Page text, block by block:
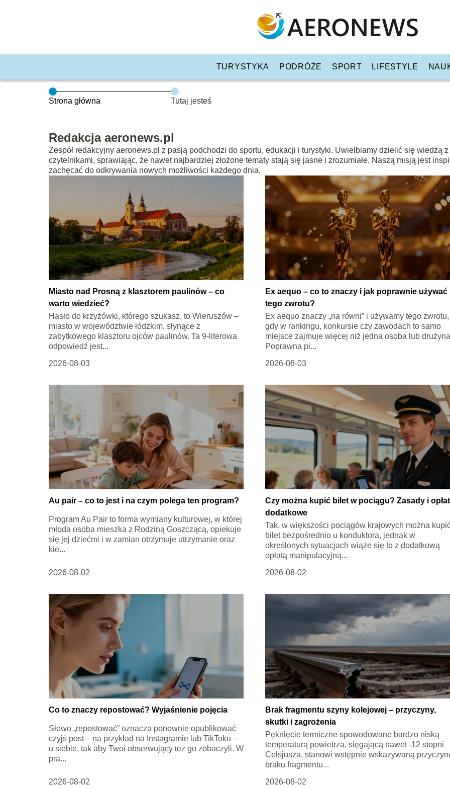
TURYSTYKA PODRÓŻE SPORT LIFESTYLE
Strona główna Tutaj jesteś
Redakcja aeronews.pl
Zespół redakcyjny aeronews.pl z pasją podchodzi do sportu, edukacji i turystyki. Uwielbiamy dzielić się wiedzą
czytelnikami, sprawiając, że nawet najbardziej złożone tematy stają się jasne i zrozumiałe. Naszą misją jest
zachęcać do odkrywania nowych możliwości każdego dnia.
Miasto nad Prosną z klasztorem paulinów – co
warto wiedzieć?
Hasło do krzyżówki, którego szukasz, to Wieruszów –
miasto w województwie łódzkim, słynące z
zabytkowego klasztoru ojców paulinów. Ta 9-literowa
odpowiedź jest...
2026-08-03
Ex aequo – co to znaczy i jak poprawnie używać
tego zwrotu?
Ex aequo znaczy „na równi” i używamy tego zwrotu,
gdy w rankingu, konkursie czy zawodach to samo
miejsce zajmuje więcej niż jedna osoba lub
Poprawna pi...
2026-08-03
Au pair – co to jest i na czym polega ten program?
Program Au Pair to forma wymiany kulturowej, w której
młoda osoba mieszka z Rodziną Goszczącą, opiekuje
się jej dziećmi i w zamian otrzymuje utrzymanie oraz
kie...
2026-08-02
Czy można kupić bilet w pociągu? Zasady i
dodatkowe
Tak, w większości pociągów krajowych można
bilet bezpośrednio u konduktora, jednak w
określonych sytuacjach wiąże się to z dodatkową
opłatą manipulacyjną...
2026-08-02
Co to znaczy repostować? Wyjaśnienie pojęcia
Słowo „repostować” oznacza ponownie opublikować
czyjś post – na przykład na Instagramie lub TikToku –
u siebie, tak aby Twoi obserwujący też go zobaczyli. W
pra...
2026-08-02
Brak fragmentu szyny kolejowej – przyczyny,
skutki i zagrożenia
Pęknięcie termiczne spowodowane bardzo niską
temperaturą powietrza, sięgającą nawet -12 stopni
Celsjusza, stanowi wstępnie wskazywaną
braku fragmentu...
2026-08-02